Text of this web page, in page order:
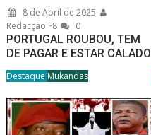
8 de Abril de 2025
Redacção F8
0
PORTUGAL ROUBOU, TEM
DE PAGAR E ESTAR CALADO
Destaque Mukandas